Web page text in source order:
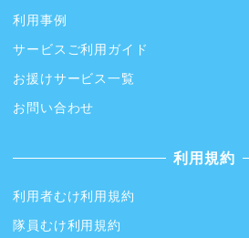
利用事例
サービスご利用ガイド
お援けサービス一覧
お問い合わせ
利用規約
利用者むけ利用規約
隊員むけ利用規約